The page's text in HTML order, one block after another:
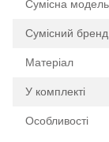
Сумісна модель
Сумісний бренд
Матеріал
У комплекті
Особливості